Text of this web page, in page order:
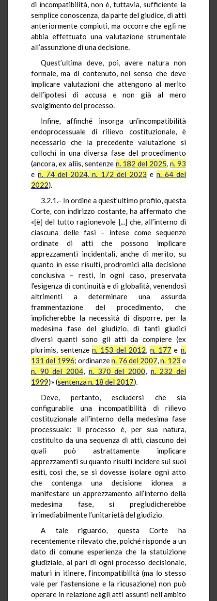
di incompatibilità, non è, tuttavia, sufficiente la
semplice conoscenza, da parte del giudice, di atti
anteriormente compiuti, ma occorre che egli ne
abbia effettuato una valutazione strumentale
all’assunzione di una decisione.
Quest’ultima deve, poi, avere natura non
formale, ma di contenuto, nel senso che deve
implicare valutazioni che attengono al merito
dell’ipotesi di accusa e non già al mero
svolgimento del processo.
Infine, affinché insorga un’incompatibilità
endoprocessuale di rilievo costituzionale, è
necessario che la precedente valutazione si
collochi in una diversa fase del procedimento
(ancora, ex aliis, sentenze n. 182 del 2025,n. 93
en. 74 del 2024, n. 172 del 2023 e n. 64 del
2022).
3.2.1.– In ordine a quest’ultimo profilo, questa
Corte, con indirizzo costante, ha affermato che
«[è] del tutto ragionevole [...] che, all’interno di
ciascuna delle fasi – intese come sequenze
ordinate di atti che possono implicare
apprezzamenti incidentali, anche di merito, su
quanto in esse risulti, prodromici alla decisione
conclusiva – resti, in ogni caso, preservata
l’esigenza di continuità e di globalità, venendosi
altrimenti a determinare una assurda
frammentazione del procedimento, che
implicherebbe la necessità di disporre, per la
medesima fase del giudizio, di tanti giudici
diversi quanti sono gli atti da compiere (ex
plurimis, sentenzen. 153 del 2012,n. 177 en.
131 del 1996; ordinanzen. 76 del 2007,n. 123 e
n. 90 del 2004, n. 370 del 2000, n. 232 del
1999)» (sentenza n. 18 del 2017).
Deve, pertanto, escludersi che sia
configurabile una incompatibilità di rilievo
costituzionale all’interno della medesima fase
processuale: il processo è, per sua natura,
costituito da una sequenza di atti, ciascuno dei
quali può astrattamente implicare
apprezzamenti su quanto risulti incidere sui suoi
esiti, così che, se si dovesse isolare ogni atto
che contenga una decisione idonea a
manifestare un apprezzamento all’interno della
medesima fase, si pregiudicherebbe
irrimediabilmente l’unitarietà del giudizio.
A tale riguardo, questa Corte ha
recentemente rilevato che, poiché risponde a un
dato di comune esperienza che la statuizione
giudiziale, al pari di ogni processo decisionale,
maturi in itinere, l’incompatibilità (ma lo stesso
vale per l’astensione e la ricusazione) non può
operare in relazione agli atti assunti nell’ambito